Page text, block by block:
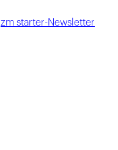
zm starter-Newsletter